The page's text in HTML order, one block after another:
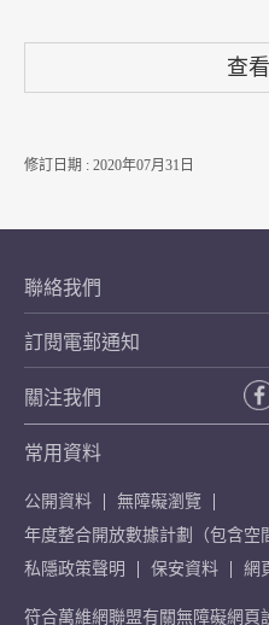
查
修訂日期 : 2020年07月31日
聯絡我們
訂閱電郵通知
關注我們
常用資料
公開資料
無障礙瀏覽
年度整合開放數據計劃（包含空
私隱政策聲明
保安資料 網
符合萬維網聯盟有關無障礙網頁